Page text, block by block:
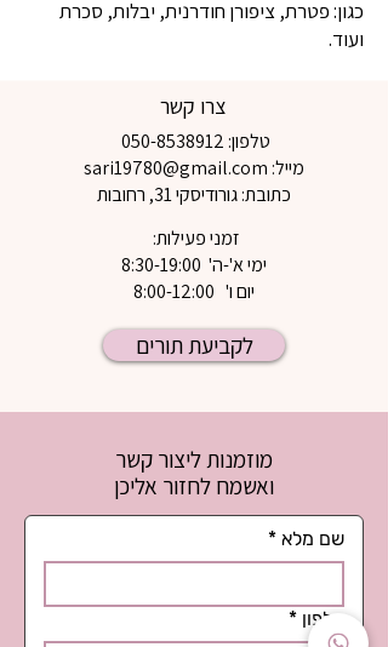
כגון: פטרת, ציפורן חודרנית, יבלות, סכרת
ועוד.
צרו קשר
טלפון: 050-8538912
מייל: sari19780@gmail.com
כתובת: גורודיסקי 31, רחובות
זמני פעילות:
ימי א'-ה' 8:30-19:00
יום ו' 8:00-12:00
לקביעת תורים
מוזמנות ליצור קשר
ואשמח לחזור אליכן
שם מלא *
טלפון *